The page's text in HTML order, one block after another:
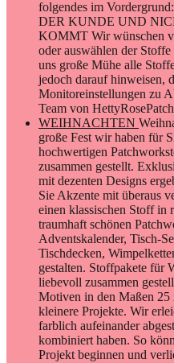
folgendes im
DER KUNDE UND
KOMMT Wir wünschen
oder auswählen der
uns große Mühe alle
jedoch darauf hinweisen,
Monitoreinstellungen zu
Team von HettyRosePatch
WEIHNACHTEN
große Fest wir haben für
hochwertigen
zusammen gestellt.
mit dezenten Designs
Sie Akzente mit überaus
einen klassischen Stoff in
traumhaft schönen
Adventskalender, Tisch-
Tischdecken,
gestalten. Stoffpakete für
liebevoll zusammen
Motiven in den Maßen
kleinere Projekte. Wir
farblich aufeinander
kombiniert haben. So
Projekt beginnen und